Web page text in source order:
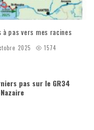
pas vers mes racines
2025 1574
pas sur le GR34